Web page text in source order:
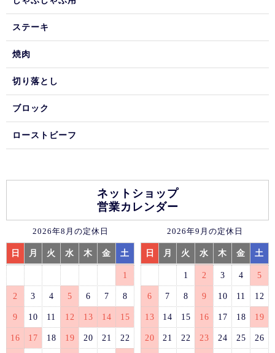
ステーキ
焼肉
切り落とし
ブロック
ローストビーフ
ネットショップ
営業カレンダー
2026年8月の定休日
日 月 火 水 木 金 土
1
2 3 4 5 6 7 8
9 10 11 12 13 14 15
16 17 18 19 20 21 22
2026年9月の定休日
日 月 火 水 木 金 土
1 2 3 4 5
6 7 8 9 10 11 12
13 14 15 16 17 18 19
20 21 22 23 24 25 26